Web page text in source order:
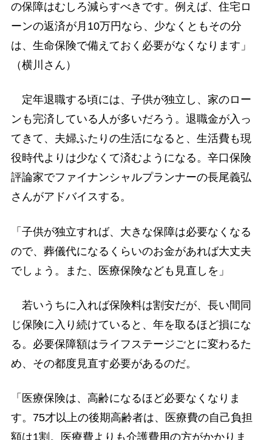
の保障はむしろ減らすべきです。例えば、住宅ロ
ーンの返済が月10万円なら、少なくともその分
は、生命保険で備えておく必要がなくなります」
（横川さん）
定年退職する頃には、子供が独立し、家のロー
ンも完済している人が多いだろう。退職金が入っ
てきて、夫婦ふたりの生活になると、生活費も現
役時代よりは少なくて済むようになる。辛口保険
評論家でファイナンシャルプランナーの長尾義弘
さんがアドバイスする。
「子供が独立すれば、大きな保障は必要なくなる
ので、葬儀代になるくらいのお金があれば大丈夫
でしょう。また、医療保険なども見直しを」
若いうちに入れば保険料は割安だが、長い間同
じ保険に入り続けていると、年を取るほど損にな
る。必要保障額はライフステージごとに変わるた
め、その都度見直す必要があるのだ。
「医療保険は、高齢になるほど必要なくなりま
す。75才以上の後期高齢者は、医療費の自己負担
額は1割。医療費よりも介護費用の方がかかりま